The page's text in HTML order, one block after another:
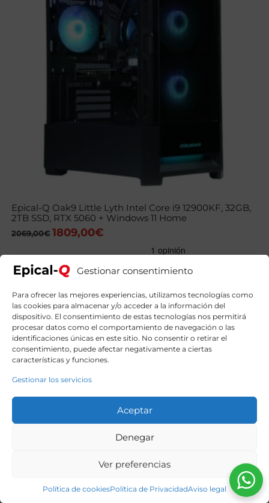
Gestionar consentimiento
Para ofrecer las mejores experiencias, utilizamos tecnologías como
las cookies para almacenar y/o acceder a la información del
dispositivo. El consentimiento de estas tecnologías nos permitirá
procesar datos como el comportamiento de navegación o las
identificaciones únicas en este sitio. No consentir o retirar el
consentimiento, puede afectar negativamente a ciertas
características y funciones.
Gestionar los servicios
Aceptar
Denegar
Ver preferencias
Política de cookiesPolítica de PrivacidadAviso legal
Epical-Q Oak9 Little Lyth Intel Core i9 12900KF, 32GB,
2TB SSD, RTX 5060 + Windows 11 Home
2069,00€ El
2069,00€.
1809,00€
1809,00€.